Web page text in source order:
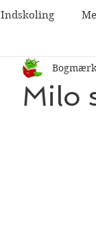
Indskoling
2026
Milo